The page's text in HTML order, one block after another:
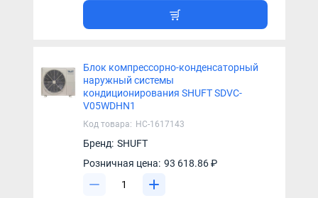
Блок компрессорно-конденсаторный
наружный системы
кондиционирования SHUFT SDVC-
V05WDHN1
Код товара: НС-1617143
Бренд: SHUFT
Розничная цена: 93 618.86 ₽